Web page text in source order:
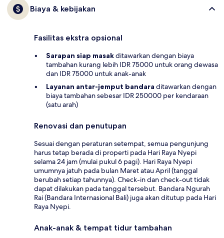
Biaya & kebijakan
Fasilitas ekstra opsional
Sarapan siap masakditawarkan dengan biaya
tambahan kurang lebih IDR 75000 untuk orang dewasa
dan IDR 75000 untuk anak-anak
Layanan antar-jemput bandara ditawarkan dengan
biaya tambahan sebesar IDR 250000 per kendaraan
(satu arah)
Renovasi dan penutupan
Sesuai dengan peraturan setempat, semua pengunjung
harus tetap berada di properti pada Hari Raya Nyepi
selama 24 jam (mulai pukul 6 pagi). Hari Raya Nyepi
umumnya jatuh pada bulan Maret atau April (tanggal
berubah setiap tahunnya). Check-in dan check-out tidak
dapat dilakukan pada tanggal tersebut. Bandara Ngurah
Rai (Bandara Internasional Bali) juga akan ditutup pada Hari
Raya Nyepi.
Anak-anak & tempat tidur tambahan